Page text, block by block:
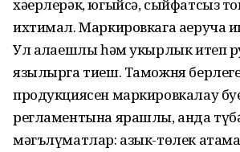
хәерлерәк, югыйсә, сыйфатсыз
ихтимал. Маркировкага аеруча
Ул аңлаешлы һәм укырлык итеп
язылырга тиеш. Таможня
продукциясен маркировкалау
регламентына ярашлы, анда
мәгълүматлар: азык-төлек